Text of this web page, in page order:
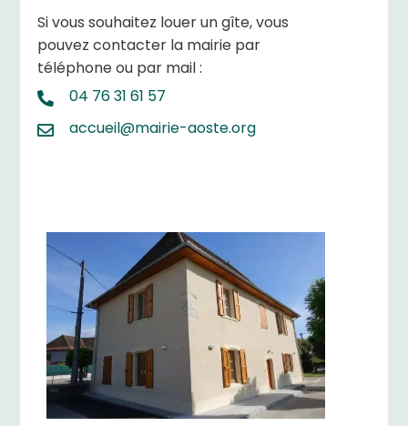
Si vous souhaitez louer un gîte, vous
pouvez contacter la mairie par
téléphone ou par mail :
04 76 31 61 57
accueil@mairie-aoste.org